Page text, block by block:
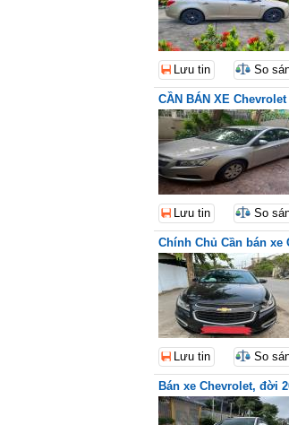
Lưu tin So
CẦN BÁN XE
Lưu tin So
Chính Chủ Cần bán xe
Lưu tin So
Bán xe Chevrolet, đời